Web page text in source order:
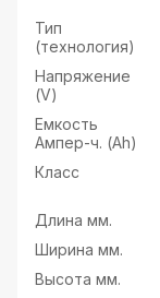
Тип
(технология)
Напряжение
(V)
Емкость
Ампер-ч. (Ah)
Класс
Длина мм.
Ширина мм.
Высота мм.